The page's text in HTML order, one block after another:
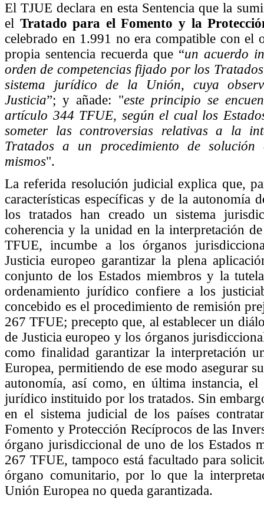
El TJUE declara en esta Sentencia que la
el Tratado para el Fomento y la
celebrado en 1.991 no era compatible con el
propia sentencia recuerda que “un acuerdo
orden de competencias fijado por los
sistema jurídico de la Unión, cuya
Justicia”; y añade: "este principio se
artículo 344 TFUE, según el cual los
someter las controversias relativas a la
Tratados a un procedimiento de
mismos".
La referida resolución judicial explica que,
características específicas y de la autonomía
los tratados han creado un sistema
coherencia y la unidad en la interpretación
TFUE, incumbe a los órganos
Justicia europeo garantizar la plena
conjunto de los Estados miembros y la
ordenamiento jurídico confiere a los
concebido es el procedimiento de remisión
267 TFUE; precepto que, al establecer un
de Justicia europeo y los órganos
como finalidad garantizar la interpretación
Europea, permitiendo de ese modo asegurar
autonomía, así como, en última instancia,
jurídico instituido por los tratados. Sin
en el sistema judicial de los países
Fomento y Protección Recíprocos de las
órgano jurisdiccional de uno de los Estados
267 TFUE, tampoco está facultado para
órgano comunitario, por lo que la
Unión Europea no queda garantizada.